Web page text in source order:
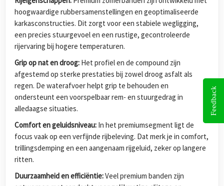
hoogwaardige rubbersamenstellingen en geoptimaliseerde
karkasconstructies. Dit zorgt voor een stabiele wegligging,
een precies stuurgevoel en een rustige, gecontroleerde
rijervaring bij hogere temperaturen.
Grip op nat en droog: Het profiel en de compound zijn
afgestemd op sterke prestaties bij zowel droog asfalt als
regen. De waterafvoer helpt grip te behouden en
ondersteunt een voorspelbaar rem- en stuurgedrag in
alledaagse situaties.
Comfort en geluidsniveau: In het premiumsegment ligt de
focus vaak op een verfijnde rijbeleving. Dat merk je in comfort,
trillingsdemping en een aangenaam rijgeluid, zeker op langere
ritten.
Duurzaamheid en efficiëntie:Veel premium banden zijn
Feedback